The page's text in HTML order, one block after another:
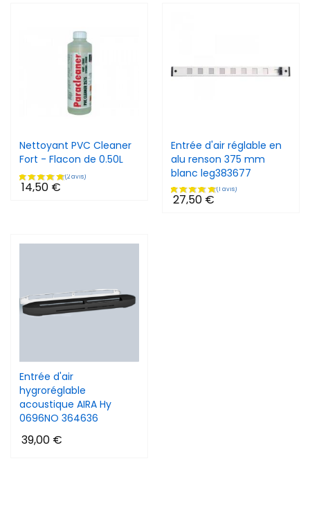
Nettoyant PVC Cleaner
Fort - Flacon de 0.50L
14,50 €
Entrée d'air réglable en
alu renson 375 mm
blanc leg383677
27,50 €
Entrée d'air
hygroréglable
acoustique AIRA Hy
0696NO 364636
39,00 €